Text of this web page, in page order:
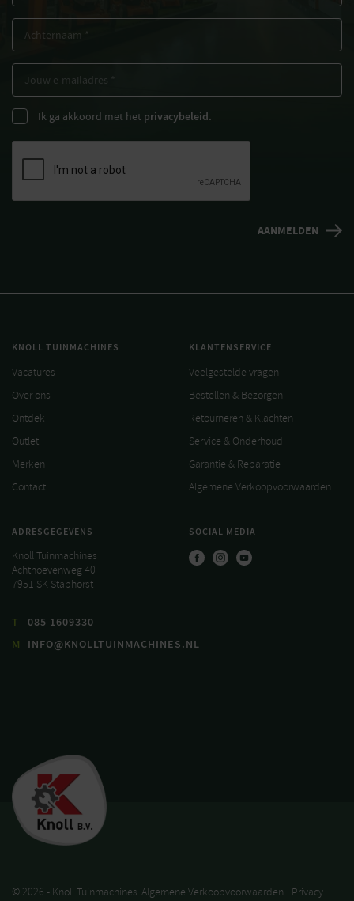
Ik ga akkoord met het privacybeleid.
KNOLL TUINMACHINES
Vacatures
Over ons
Ontdek
Outlet
Merken
Contact
KLANTENSERVICE
Veelgestelde vragen
Bestellen & Bezorgen
Retourneren & Klachten
Service & Onderhoud
Garantie & Reparatie
Algemene Verkoopvoorwaarden
ADRESGEGEVENS
Knoll Tuinmachines
Achthoevenweg 40
7951 SK Staphorst
T
085 1609330
M
INFO@KNOLLTUINMACHINES.NL
SOCIAL MEDIA
© 2026 - Knoll Tuinmachines Algemene Verkoopvoorwaarden Privacy